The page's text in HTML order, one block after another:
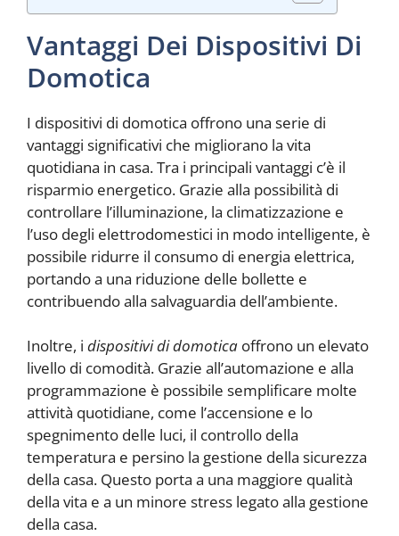
Vantaggi Dei Dispositivi Di
Domotica
I dispositivi di domotica offrono una serie di
vantaggi significativi che migliorano la vita
quotidiana in casa. Tra i principali vantaggi c’è il
risparmio energetico. Grazie alla possibilità di
controllare l’illuminazione, la climatizzazione e
l’uso degli elettrodomestici in modo intelligente, è
possibile ridurre il consumo di energia elettrica,
portando a una riduzione delle bollette e
contribuendo alla salvaguardia dell’ambiente.
Inoltre, i dispositivi di domotica offrono un elevato
livello di comodità. Grazie all’automazione e alla
programmazione è possibile semplificare molte
attività quotidiane, come l’accensione e lo
spegnimento delle luci, il controllo della
temperatura e persino la gestione della sicurezza
della casa. Questo porta a una maggiore qualità
della vita e a un minore stress legato alla gestione
della casa.